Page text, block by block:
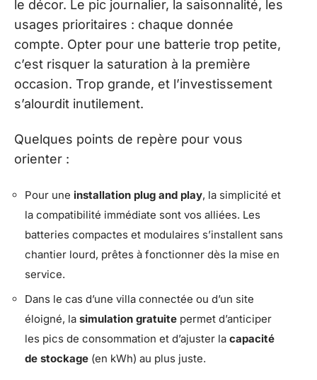
le décor. Le pic journalier, la saisonnalité, les
usages prioritaires : chaque donnée
compte. Opter pour une batterie trop petite,
c’est risquer la saturation à la première
occasion. Trop grande, et l’investissement
s’alourdit inutilement.
Quelques points de repère pour vous
orienter :
Pour une installation plug and play, la simplicité et
la compatibilité immédiate sont vos alliées. Les
batteries compactes et modulaires s’installent sans
chantier lourd, prêtes à fonctionner dès la mise en
service.
Dans le cas d’une villa connectée ou d’un site
éloigné, la simulation gratuite permet d’anticiper
les pics de consommation et d’ajuster la capacité
de stockage (en kWh) au plus juste.